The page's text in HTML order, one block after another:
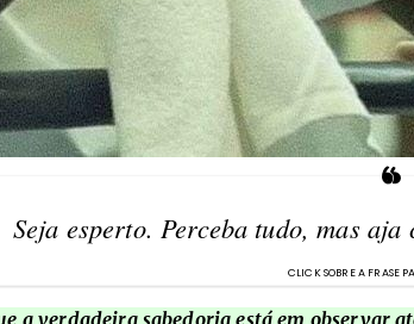
Seja esperto. Perceba tudo, mas aja
a verdadeira sabedoria está em observar